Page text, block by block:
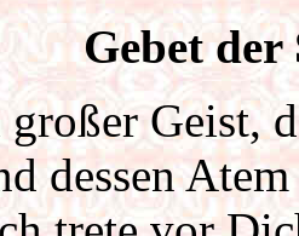
Gebet
Geist,
dessen